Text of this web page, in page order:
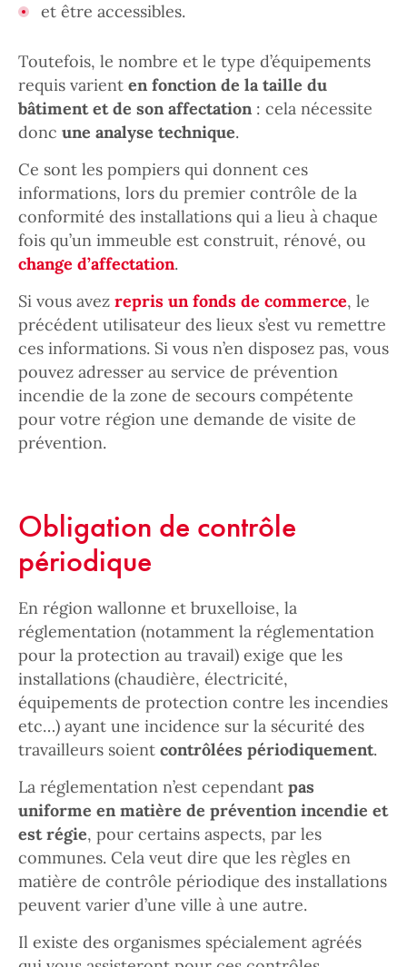
et être accessibles.
Toutefois, le nombre et le type d’équipements
requis varient en fonction de la taille du
bâtiment et de son affectation : cela nécessite
donc une analyse technique.
Ce sont les pompiers qui donnent ces
informations, lors du premier contrôle de la
conformité des installations qui a lieu à chaque
fois qu’un immeuble est construit, rénové, ou
change d’affectation.
Si vous avez repris un fonds de commerce, le
précédent utilisateur des lieux s’est vu remettre
ces informations. Si vous n’en disposez pas, vous
pouvez adresser au service de prévention
incendie de la zone de secours compétente
pour votre région une demande de visite de
prévention.
Obligation de contrôle
périodique
En région wallonne et bruxelloise, la
réglementation (notamment la réglementation
pour la protection au travail) exige que les
installations (chaudière, électricité,
équipements de protection contre les incendies
etc…) ayant une incidence sur la sécurité des
travailleurs soient contrôlées périodiquement.
La réglementation n’est cependant pas
uniforme en matière de prévention incendie et
est régie, pour certains aspects, par les
communes. Cela veut dire que les règles en
matière de contrôle périodique des installations
peuvent varier d’une ville à une autre.
Il existe des organismes spécialement agréés